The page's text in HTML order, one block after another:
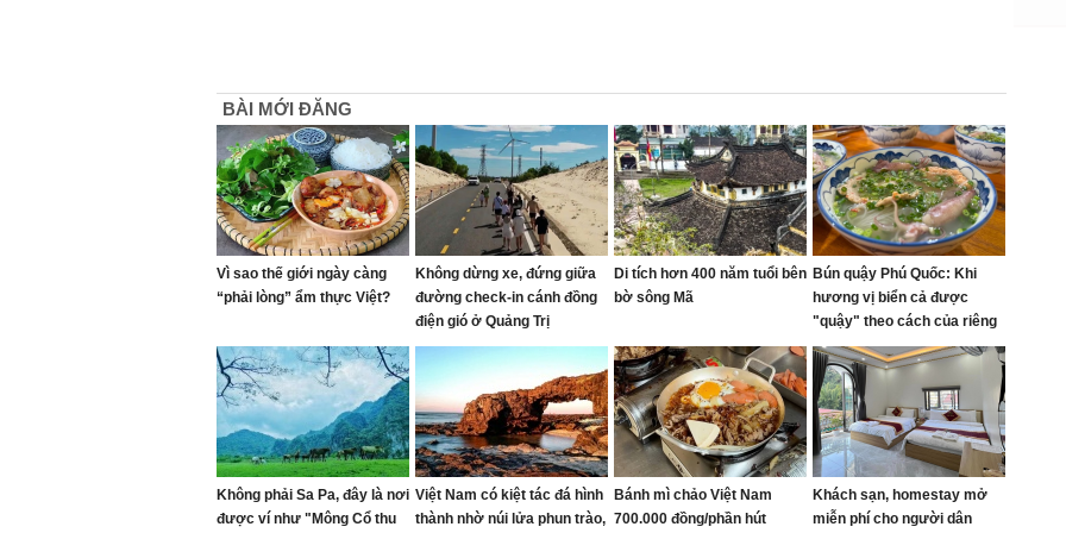
BÀI MỚI ĐĂNG
Vì sao thế giới ngày càng
“phải lòng” ẩm thực Việt?
Không dừng xe, đứng giữa
đường check-in cánh đồng
điện gió ở Quảng Trị
Di tích hơn 400 năm tuổi bên
bờ sông Mã
Bún quậy Phú Quốc: Khi
hương vị biển cả được
"quậy" theo cách của riêng
bạn
Không phải Sa Pa, đây là nơi
được ví như "Mông Cổ thu
Việt Nam có kiệt tác đá hình
thành nhờ núi lửa phun trào,
Bánh mì chảo Việt Nam
700.000 đồng/phần hút
Khách sạn, homestay mở
miễn phí cho người dân